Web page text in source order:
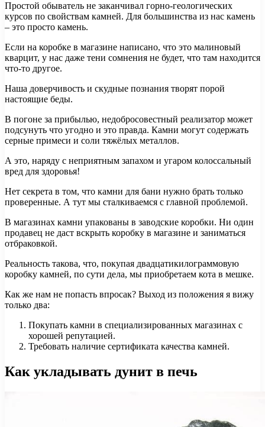
Простой обыватель не заканчивал горно-геологических
курсов по свойствам камней. Для большинства из нас камень
– это просто камень.
Если на коробке в магазине написано, что это малиновый
кварцит, у нас даже тени сомнения не будет, что там находится
что-то другое.
Наша доверчивость и скудные познания творят порой
настоящие беды.
В погоне за прибылью, недобросовестный реализатор может
подсунуть что угодно и это правда. Камни могут содержать
серные примеси и соли тяжёлых металлов.
А это, наряду с неприятным запахом и угаром колоссальный
вред для здоровья!
Нет секрета в том, что камни для бани нужно брать только
проверенные. А тут мы сталкиваемся с главной проблемой.
В магазинах камни упакованы в заводские коробки. Ни один
продавец не даст вскрыть коробку в магазине и заниматься
отбраковкой.
Реальность такова, что, покупая двадцатикилограммовую
коробку камней, по сути дела, мы приобретаем кота в мешке.
Как же нам не попасть впросак? Выход из положения я вижу
только два:
Покупать камни в специализированных магазинах с
хорошей репутацией.
Требовать наличие сертификата качества камней.
Как укладывать дунит в печь